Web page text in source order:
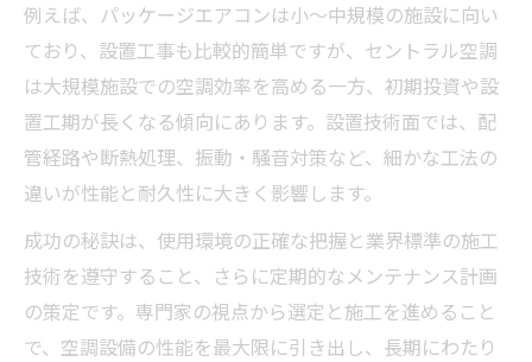
例えば、パッケージエアコンは小～中規模の施設に向い
ており、設置工事も比較的簡単ですが、セントラル空調
は大規模施設での空調効率を高める一方、初期投資や設
置工期が長くなる傾向にあります。設置技術面では、配
管経路や断熱処理、振動・騒音対策など、細かな工法の
違いが性能と耐久性に大きく影響します。
成功の秘訣は、使用環境の正確な把握と業界標準の施工
技術を遵守すること、さらに定期的なメンテナンス計画
の策定です。専門家の視点から選定と施工を進めること
で、空調設備の性能を最大限に引き出し、長期にわたり